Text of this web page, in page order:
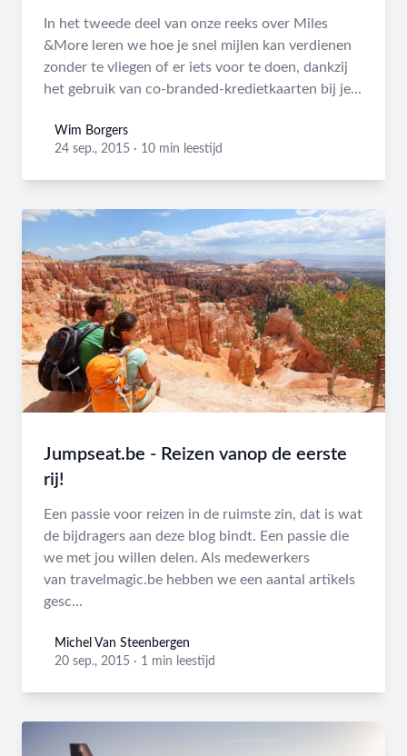
In het tweede deel van onze reeks over Miles
&More leren we hoe je snel mijlen kan verdienen
zonder te vliegen of er iets voor te doen, dankzij
het gebruik van co-branded-kredietkaarten bij je...
Wim Borgers
Wim Borgers
24 sep., 2015 · 10 min leestijd
Jumpseat.be - Reizen vanop de eerste
rij!
Een passie voor reizen in de ruimste zin, dat is wat
de bijdragers aan deze blog bindt. Een passie die
we met jou willen delen. Als medewerkers
van travelmagic.be hebben we een aantal artikels
gesc...
Michel Van Steenbergen
Michel Van Steenbergen
20 sep., 2015 · 1 min leestijd